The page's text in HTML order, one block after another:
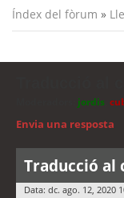
Índex del fòrum »
jordis
Envia una resposta
Traducció al
Data: dc. ago. 12, 2020